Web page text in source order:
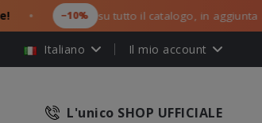
● −10% su tutto il catalogo, in aggiunta ai
Italiano Il mio account
L'unico SHOP UFFICIALE